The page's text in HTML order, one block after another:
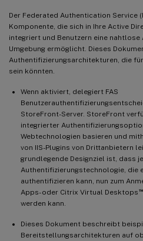
Der Federated Authentication Service
Komponente, die sich in Ihre Active
integriert und Benutzern eine
Umgebung ermöglicht. Dieses
Authentifizierungsarchitekturen, die
sein könnten.
Wenn aktiviert, delegiert FAS
StoreFront-Server. StoreFront
integrierter
Webtechnologien basieren und
von IIS-Plugins von Drittanbietern
grundlegende Designziel ist, dass
Authentifizierungstechnologie, die
authentifizieren kann, nun zum
Apps- oder Citrix Virtual Desktops ™
werden kann.
Dieses Dokument beschreibt
Bereitstellungsarchitekturen auf